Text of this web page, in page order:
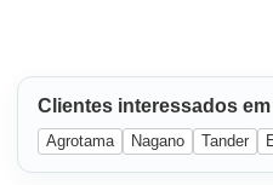
Clientes interessados
Agrotama Nagano Tander